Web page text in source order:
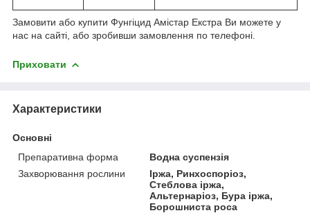
Замовити або купити Фунгіцид Амістар Екстра Ви можете у
нас на сайті, або зробивши замовлення по телефоні.
Приховати
Характеристики
Основні
Препаративна форма
Водна суспензія
Захворювання рослини
Іржа, Ринхоспоріоз,
Стеблова іржа,
Альтернаріоз, Бура іржа,
Борошниста роса